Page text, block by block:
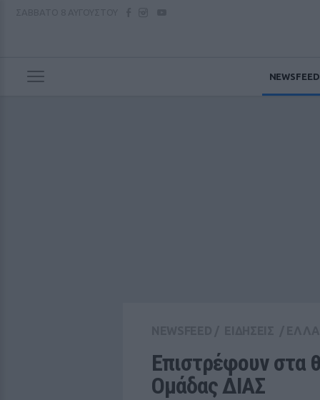
NEWSFEED
Επιστρέφουν στα
Ομάδας ΔΙΑΣ